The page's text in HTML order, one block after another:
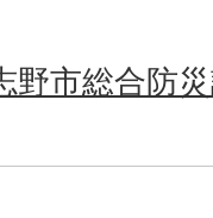
野市総合防